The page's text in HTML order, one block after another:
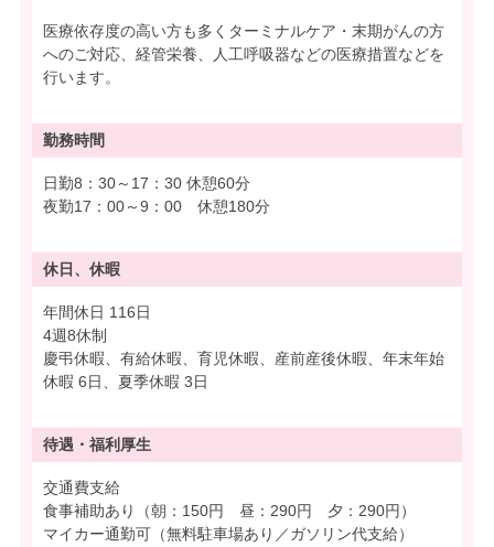
医療依存度の高い方も多くターミナルケア・末期がんの方
へのご対応、経管栄養、人工呼吸器などの医療措置などを
行います。
勤務時間
日勤8：30～17：30 休憩60分
夜勤17：00～9：00 休憩180分
休日、休暇
年間休日 116日
4週8休制
慶弔休暇、有給休暇、育児休暇、産前産後休暇、年末年始
休暇 6日、夏季休暇 3日
待遇・ 福利厚生
交通費支給
食事補助あり（朝：150円 昼：290円 夕：290円）
マイカー通勤可（無料駐車場あり／ガソリン代支給）